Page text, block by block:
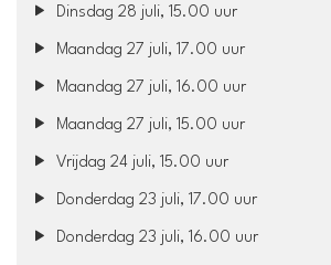
Dinsdag 28 juli, 15.00 uur
Maandag 27 juli, 17.00 uur
Maandag 27 juli, 16.00 uur
Maandag 27 juli, 15.00 uur
Vrijdag 24 juli, 15.00 uur
Donderdag 23 juli, 17.00 uur
Donderdag 23 juli, 16.00 uur